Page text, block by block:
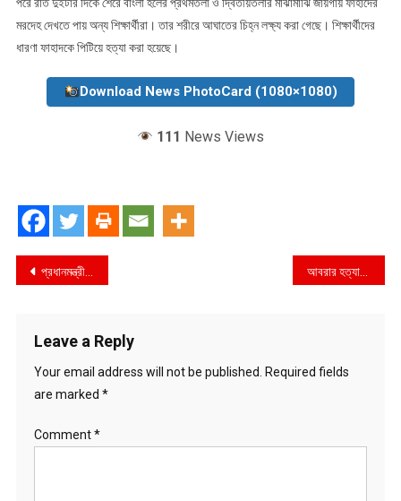
মরদেহ দেখতে পায় অন্য শিক্ষার্থীরা। তার শরীরে আঘাতের চিহ্ন লক্ষ্য করা গেছে। শিক্ষার্থীদের
ধারণা ফাহাদকে পিটিয়ে হত্যা করা হয়েছে।
Download News PhotoCard (1080×1080)
111 News Views
Post
প্রধানমন্ত্রীর সংবাদ সম্মেলন বুধবার
Leave a Reply
Your email address will not be published.
Required fields
are marked *
Comment*